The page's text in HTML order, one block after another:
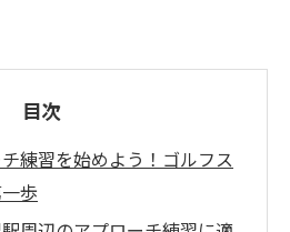
目次
練習を始めよう！ゴルフス
歩